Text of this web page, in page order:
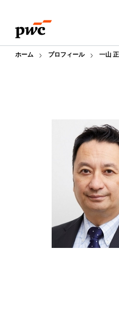
content
footer
ホーム プロフィール 一山